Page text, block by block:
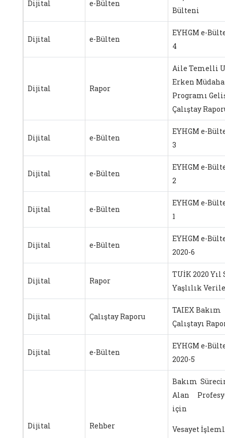
Dijital e-Bülten
Bülteni
Dijital e-Bülten
EYHGM e-
4
Dijital Rapor
Aile Temelli
Erken
Programı
Çalıştay
Dijital e-Bülten
EYHGM e-
3
Dijital e-Bülten
EYHGM e-
2
Dijital e-Bülten
EYHGM e-
1
Dijital e-Bülten
EYHGM e-
2020-6
Dijital Rapor
TUİK 2020 Yıl
Yaşlılık
Dijital Çalıştay Raporu
TAIEX Bakım
Çalıştayı
Dijital e-Bülten
EYHGM e-
2020-5
Dijital Rehber
Bakım
Alan
için
Vesayet